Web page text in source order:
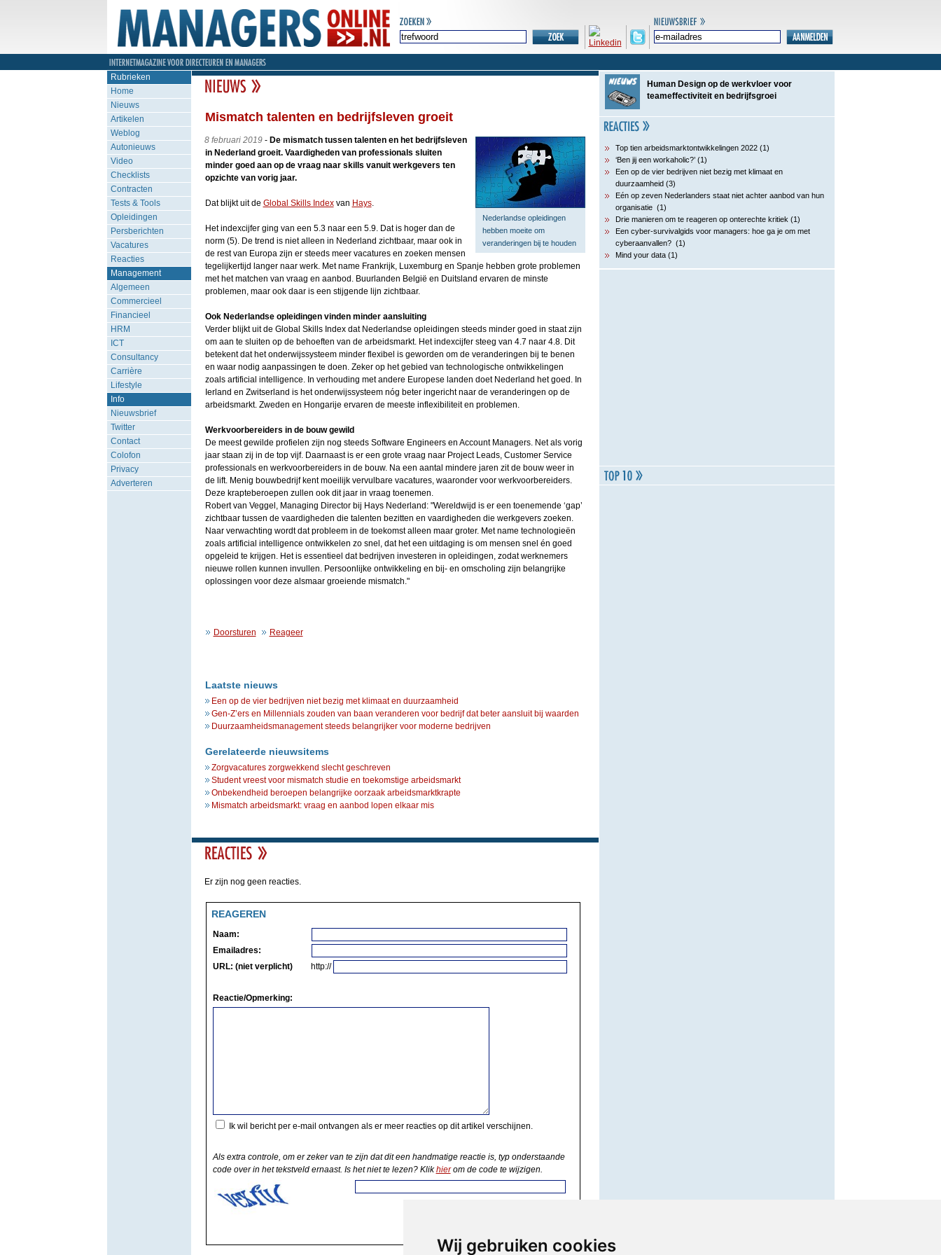
Wij gebruiken cookies
Rubrieken
Home
Nieuws
Artikelen
Weblog
Autonieuws
Video
Checklists
Contracten
Tests & Tools
Opleidingen
Persberichten
Vacatures
Reacties
Management
Algemeen
Commercieel
Financieel
HRM
ICT
Consultancy
Carrière
Lifestyle
Info
Nieuwsbrief
Twitter
Contact
Colofon
Privacy
Adverteren
Mismatch talenten en bedrijfsleven groeit
Nederlandse opleidingen
hebben moeite om
veranderingen bij te houden
8 februari 2019- De mismatch tussen talenten en het bedrijfsleven
in Nederland groeit. Vaardigheden van professionals sluiten
minder goed aan op de vraag naar skills vanuit werkgevers ten
opzichte van vorig jaar.
Dat blijkt uit de Global Skills Indexvan Hays.
Het indexcijfer ging van een 5.3 naar een 5.9. Dat is hoger dan de
norm (5). De trend is niet alleen in Nederland zichtbaar, maar ook in
de rest van Europa zijn er steeds meer vacatures en zoeken mensen
tegelijkertijd langer naar werk. Met name Frankrijk, Luxemburg en Spanje hebben grote problemen
met het matchen van vraag en aanbod. Buurlanden België en Duitsland ervaren de minste
problemen, maar ook daar is een stijgende lijn zichtbaar.
Ook Nederlandse opleidingen vinden minder aansluiting
Verder blijkt uit de Global Skills Index dat Nederlandse opleidingen steeds minder goed in staat zijn
om aan te sluiten op de behoeften van de arbeidsmarkt. Het indexcijfer steeg van 4.7 naar 4.8. Dit
betekent dat het onderwijssysteem minder flexibel is geworden om de veranderingen bij te benen
en waar nodig aanpassingen te doen. Zeker op het gebied van technologische ontwikkelingen
zoals artificial intelligence. In verhouding met andere Europese landen doet Nederland het goed. In
Ierland en Zwitserland is het onderwijssysteem nóg beter ingericht naar de veranderingen op de
arbeidsmarkt. Zweden en Hongarije ervaren de meeste inflexibiliteit en problemen.
Werkvoorbereiders in de bouw gewild
De meest gewilde profielen zijn nog steeds Software Engineers en Account Managers. Net als vorig
jaar staan zij in de top vijf. Daarnaast is er een grote vraag naar Project Leads, Customer Service
professionals en werkvoorbereiders in de bouw. Na een aantal mindere jaren zit de bouw weer in
de lift. Menig bouwbedrijf kent moeilijk vervulbare vacatures, waaronder voor werkvoorbereiders.
Deze krapteberoepen zullen ook dit jaar in vraag toenemen.
Robert van Veggel, Managing Director bij Hays Nederland: "Wereldwijd is er een toenemende ‘gap’
zichtbaar tussen de vaardigheden die talenten bezitten en vaardigheden die werkgevers zoeken.
Naar verwachting wordt dat probleem in de toekomst alleen maar groter. Met name technologieën
zoals artificial intelligence ontwikkelen zo snel, dat het een uitdaging is om mensen snel én goed
opgeleid te krijgen. Het is essentieel dat bedrijven investeren in opleidingen, zodat werknemers
nieuwe rollen kunnen invullen. Persoonlijke ontwikkeling en bij- en omscholing zijn belangrijke
oplossingen voor deze alsmaar groeiende mismatch."
Doorsturen Reageer
Laatste nieuws
Een op de vier bedrijven niet bezig met klimaat en duurzaamheid
Gen-Z’ers en Millennials zouden van baan veranderen voor bedrijf dat beter aansluit bij waarden
Duurzaamheidsmanagement steeds belangrijker voor moderne bedrijven
Gerelateerde nieuwsitems
Zorgvacatures zorgwekkend slecht geschreven
Student vreest voor mismatch studie en toekomstige arbeidsmarkt
Onbekendheid beroepen belangrijke oorzaak arbeidsmarktkrapte
Mismatch arbeidsmarkt: vraag en aanbod lopen elkaar mis
Er zijn nog geen reacties.
REAGEREN
Naam:
Emailadres:
URL: (niet verplicht)
http://
Reactie/Opmerking:
Ik wil bericht per e-mail ontvangen als er meer reacties op dit artikel verschijnen.
Als extra controle, om er zeker van te zijn dat dit een handmatige reactie is, typ onderstaande
code over in het tekstveld ernaast. Is het niet te lezen? Klikhierom de code te wijzigen.
Human Design op de werkvloer voor
teameffectiviteit en bedrijfsgroei
Top tien arbeidsmarktontwikkelingen 2022 (1)
‘Ben jij een workaholic?’ (1)
Een op de vier bedrijven niet bezig met klimaat en
duurzaamheid (3)
Eén op zeven Nederlanders staat niet achter aanbod van hun
organisatie (1)
Drie manieren om te reageren op onterechte kritiek (1)
Een cyber-survivalgids voor managers: hoe ga je om met
cyberaanvallen? (1)
Mind your data (1)